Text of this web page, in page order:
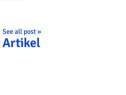
See all post »
Artikel